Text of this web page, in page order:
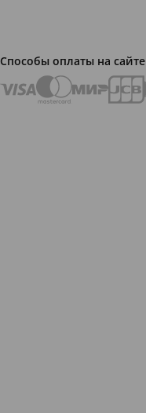
Способы оплаты на сайте